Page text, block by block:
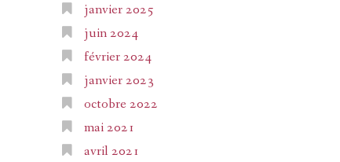
janvier 2025
juin 2024
février 2024
janvier 2023
octobre 2022
mai 2021
avril 2021